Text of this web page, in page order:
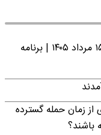
جدول قطعی برق البرز و کرج روز پنجشنبه ۱۵ مرداد ۱۴۰۵ | برنامه
زمان حمله گسترده
باشند؟